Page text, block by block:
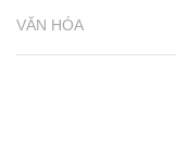
VĂN HÓA